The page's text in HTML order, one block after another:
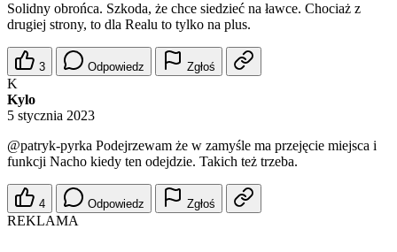
Solidny obrońca. Szkoda, że chce siedzieć na ławce. Chociaż z
drugiej strony, to dla Realu to tylko na plus.
3 Odpowiedz Zgłoś
K
Kylo
5 stycznia 2023
@patryk-pyrka Podejrzewam że w zamyśle ma przejęcie miejsca i
funkcji Nacho kiedy ten odejdzie. Takich też trzeba.
4 Odpowiedz Zgłoś
REKLAMA